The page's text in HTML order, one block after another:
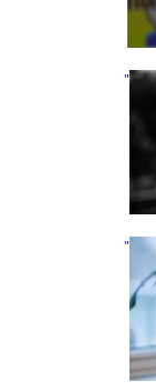
" />
" />